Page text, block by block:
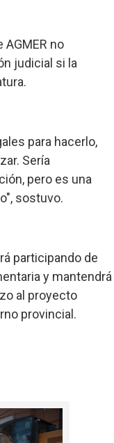
no
judicial si la
para hacerlo,
Sería
pero es una
sostuvo.
participando de
y mantendrá
al proyecto
provincial.